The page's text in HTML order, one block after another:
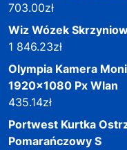
703.00zł
Wiz Wózek
1 846.23zł
Olympia Kamera
1920x1080 Px Wlan
435.14zł
Portwest Kurtka
Pomarańczowy S